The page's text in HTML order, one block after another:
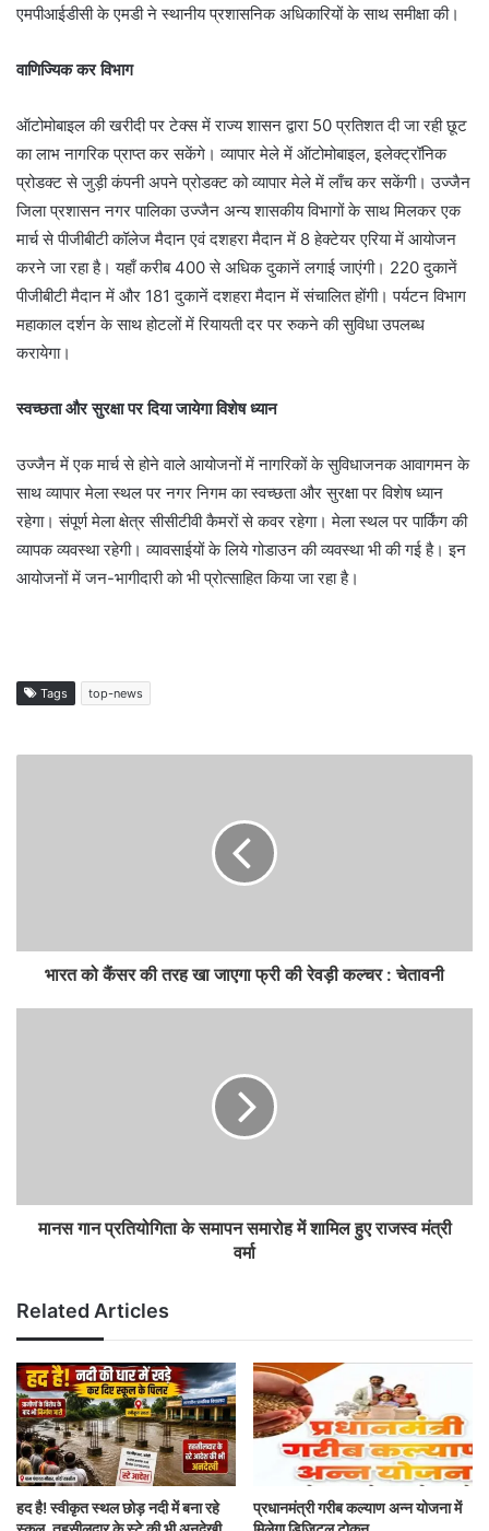
एमपीआईडीसी के एमडी ने स्थानीय प्रशासनिक अधिकारियों के साथ समीक्षा की।
वाणिज्यिक कर विभाग
ऑटोमोबाइल की खरीदी पर टेक्स में राज्य शासन द्वारा 50 प्रतिशत दी जा रही छूट
का लाभ नागरिक प्राप्त कर सकेंगे। व्यापार मेले में ऑटोमोबाइल, इलेक्ट्रॉनिक
प्रोडक्ट से जुड़ी कंपनी अपने प्रोडक्ट को व्यापार मेले में लाँच कर सकेंगी। उज्जैन
जिला प्रशासन नगर पालिका उज्जैन अन्य शासकीय विभागों के साथ मिलकर एक
मार्च से पीजीबीटी कॉलेज मैदान एवं दशहरा मैदान में 8 हेक्टेयर एरिया में आयोजन
करने जा रहा है। यहाँ करीब 400 से अधिक दुकानें लगाई जाएंगी। 220 दुकानें
पीजीबीटी मैदान में और 181 दुकानें दशहरा मैदान में संचालित होंगी। पर्यटन विभाग
महाकाल दर्शन के साथ होटलों में रियायती दर पर रुकने की सुविधा उपलब्ध
करायेगा।
स्वच्छता और सुरक्षा पर दिया जायेगा विशेष ध्यान
उज्जैन में एक मार्च से होने वाले आयोजनों में नागरिकों के सुविधाजनक आवागमन के
साथ व्यापार मेला स्थल पर नगर निगम का स्वच्छता और सुरक्षा पर विशेष ध्यान
रहेगा। संपूर्ण मेला क्षेत्र सीसीटीवी कैमरों से कवर रहेगा। मेला स्थल पर पार्किंग की
व्यापक व्यवस्था रहेगी। व्यावसाईयों के लिये गोडाउन की व्यवस्था भी की गई है। इन
आयोजनों में जन-भागीदारी को भी प्रोत्साहित किया जा रहा है।
Tags top-news
भारत को कैंसर की तरह खा जाएगा फ्री की रेवड़ी कल्चर : चेतावनी
मानस गान प्रतियोगिता के समापन समारोह में शामिल हुए राजस्व मंत्री
वर्मा
Related Articles
हद है! स्वीकृत स्थल छोड़ नदी में बना रहे
प्रधानमंत्री गरीब कल्याण अन्न योजना में